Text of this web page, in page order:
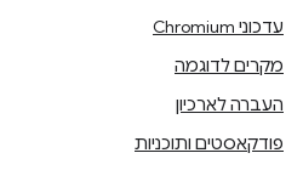
עדכוני Chromium
מקרים לדוגמה
העברה לארכיון
פודקאסטים ותוכניות